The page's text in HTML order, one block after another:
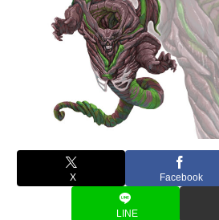
X Facebook
LINE